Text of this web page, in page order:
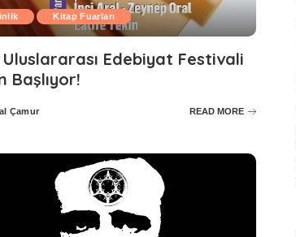
Kitap Fuarları
Edebiyat Festivali
Başlıyor!
Çamur READ MORE